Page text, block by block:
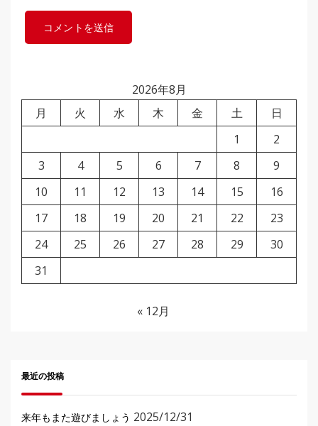
2026年8月
月
火 水 木 金 土
日
1
2
3
4 5 6 7 8
9
10
11 12 13 14 15
16
17
18 19 20 21 22
23
24
25 26 27 28 29
30
31
« 12月
最近の投稿
来年もまた遊びましょう 2025/12/31